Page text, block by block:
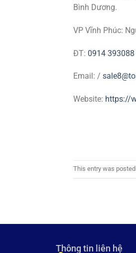
Bình Dương.
VP Vĩnh Phúc:
ĐT: 0914 393088
Email: /
Website: https://
This entry was
Thông tin liên hệ